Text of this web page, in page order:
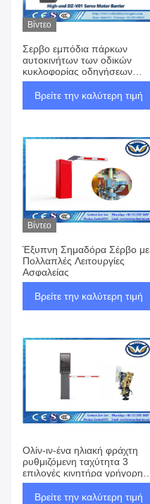
Βίντεο
Σερβο εμπόδια πάρκων
αυτοκινήτων των οδικών
κυκλοφορίας οδηγήσεων
ασφάλειας για τη διαχείριση
χώρων στάθμευσης
Βρείτε την καλύτερη τιμή
Βίντεο
Έξυπνη Σημαδόρα Σέρβο με
Πολλαπλές Λειτουργίες
Ασφαλείας
Βρείτε την καλύτερη τιμή
Ολίν-ιν-ένα ηλιακή φράχτη
ρυθμιζόμενη ταχύτητα 3
επιλογές κινητήρα γρήγορη
εγκατάσταση μακρά διάρκεια
ζωής χαμηλό κόστος
Βρείτε την καλύτερη τιμή